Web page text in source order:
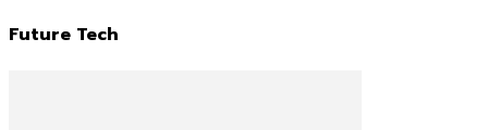
Future Tech